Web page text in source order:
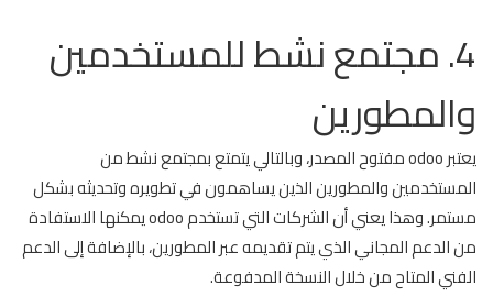
4. مجتمع نشط للمستخدمين
والمطورين
يعتبر odoo مفتوح المصدر، وبالتالي يتمتع بمجتمع نشط من
المستخدمين والمطورين الذين يساهمون في تطويره وتحديثه بشكل
مستمر. وهذا يعني أن الشركات التي تستخدم odoo يمكنها الاستفادة
من الدعم المجاني الذي يتم تقديمه عبر المطورين، بالإضافة إلى الدعم
الفني المتاح من خلال النسخة المدفوعة.